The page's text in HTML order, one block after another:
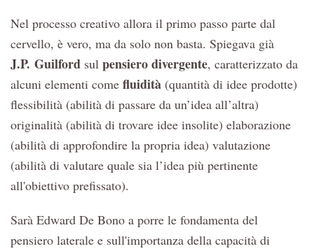
Nel processo creativo allora il primo passo parte dal
cervello, è vero, ma da solo non basta. Spiegava già
J.P. Guilford sul pensiero divergente, caratterizzato da
alcuni elementi come fluidità (quantità di idee prodotte)
flessibilità (abilità di passare da un’idea all’altra)
originalità (abilità di trovare idee insolite) elaborazione
(abilità di approfondire la propria idea) valutazione
(abilità di valutare quale sia l’idea più pertinente
all'obiettivo prefissato).
Sarà Edward De Bono a porre le fondamenta del
pensiero laterale e sull'importanza della capacità di